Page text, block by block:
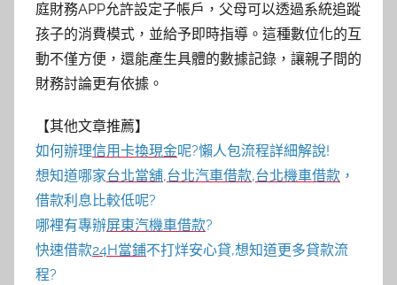
庭財務APP允許設定子帳戶，父母可以透過系統追蹤
孩子的消費模式，並給予即時指導。這種數位化的互
動不僅方便，還能產生具體的數據記錄，讓親子間的
財務討論更有依據。
【其他文章推薦】
如何辦理信用卡換現金呢?懶人包流程詳細解說!
想知道哪家台北當舖,台北汽車借款,台北機車借款 ，
借款利息比較低呢?
哪裡有專辦屏東汽機車借款?
快速借款24H當鋪不打烊安心貸,想知道更多貸款流
程?